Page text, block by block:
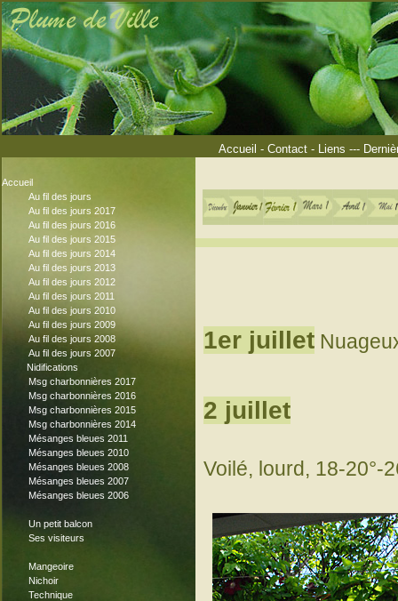
Accueil - Contact- Liens ---
Accueil
Au fil des jours
Au fil des jours 2017
Au fil des jours 2016
Au fil des jours 2015
Au fil des jours 2014
Au fil des jours 2013
Au fil des jours 2012
Au fil des jours 2011
Au fil des jours 2010
Au fil des jours 2009
Au fil des jours 2008
Au fil des jours 2007
Nidifications
Msg charbonnières 2017
Msg charbonnières 2016
Msg charbonnières 2015
Msg charbonnières 2014
Mésanges bleues 2011
Mésanges bleues 2010
Mésanges bleues 2008
Mésanges bleues 2007
Mésanges bleues 2006
Un petit balcon
Ses visiteurs
Mangeoire
Nichoir
Technique
1er juillet
2 juillet
Voilé, lourd, 18-20°-